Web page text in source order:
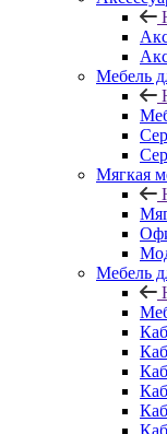
Мебель
Мягкая
Мебель